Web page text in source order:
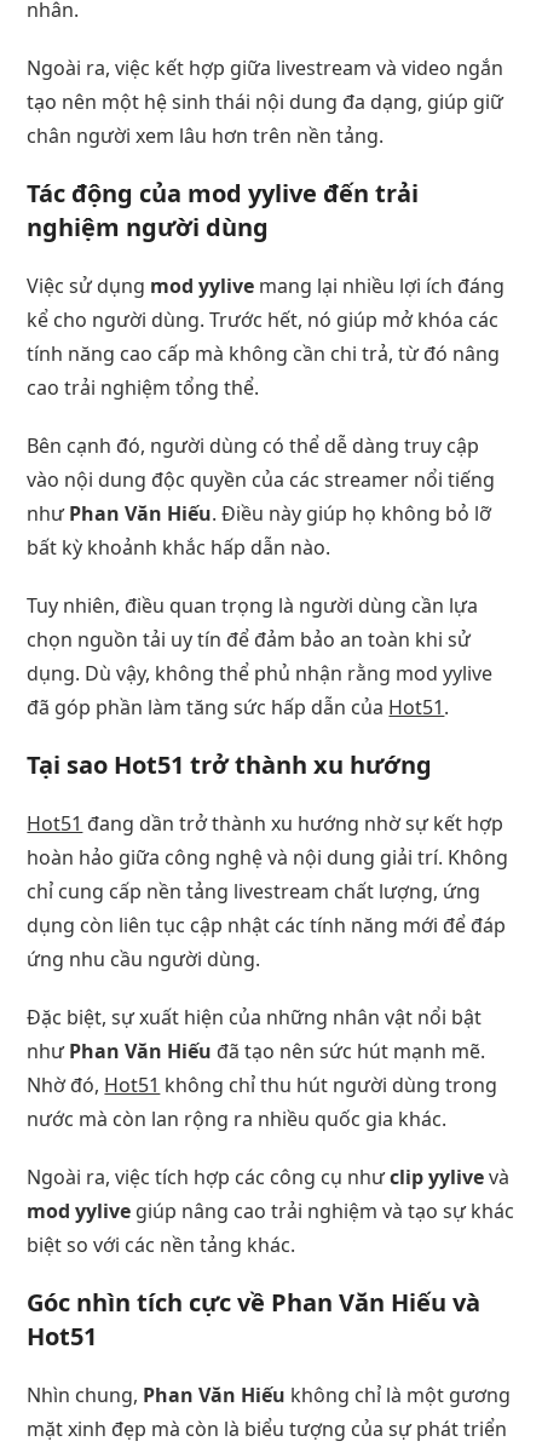
nhân.
Ngoài ra, việc kết hợp giữa livestream và video ngắn
tạo nên một hệ sinh thái nội dung đa dạng, giúp giữ
chân người xem lâu hơn trên nền tảng.
Tác động của mod yylive đến trải
nghiệm người dùng
Việc sử dụng mod yylive mang lại nhiều lợi ích đáng
kể cho người dùng. Trước hết, nó giúp mở khóa các
tính năng cao cấp mà không cần chi trả, từ đó nâng
cao trải nghiệm tổng thể.
Bên cạnh đó, người dùng có thể dễ dàng truy cập
vào nội dung độc quyền của các streamer nổi tiếng
nhưPhan Văn Hiếu. Điều này giúp họ không bỏ lỡ
bất kỳ khoảnh khắc hấp dẫn nào.
Tuy nhiên, điều quan trọng là người dùng cần lựa
chọn nguồn tải uy tín để đảm bảo an toàn khi sử
dụng. Dù vậy, không thể phủ nhận rằng mod yylive
đã góp phần làm tăng sức hấp dẫn của Hot51.
Tại sao Hot51 trở thành xu hướng
Hot51 đang dần trở thành xu hướng nhờ sự kết hợp
hoàn hảo giữa công nghệ và nội dung giải trí. Không
chỉ cung cấp nền tảng livestream chất lượng, ứng
dụng còn liên tục cập nhật các tính năng mới để đáp
ứng nhu cầu người dùng.
Đặc biệt, sự xuất hiện của những nhân vật nổi bật
nhưPhan Văn Hiếu đã tạo nên sức hút mạnh mẽ.
Nhờ đó, Hot51 không chỉ thu hút người dùng trong
nước mà còn lan rộng ra nhiều quốc gia khác.
Ngoài ra, việc tích hợp các công cụ nhưclip yylivevà
mod yylive giúp nâng cao trải nghiệm và tạo sự khác
biệt so với các nền tảng khác.
Góc nhìn tích cực về Phan Văn Hiếu và
Hot51
Nhìn chung, Phan Văn Hiếu không chỉ là một gương
mặt xinh đẹp mà còn là biểu tượng của sự phát triển